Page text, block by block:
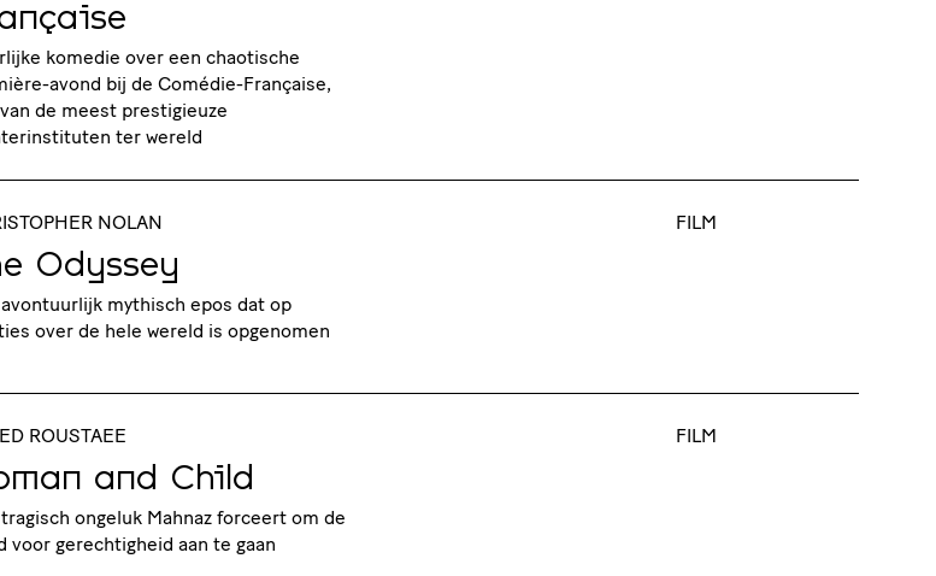
komedie over een chaotische
avond bij de Comédie-Française,
de meest prestigieuze
ter wereld
Odyssey
NOLAN
mythisch epos dat op
over de hele wereld is opgenomen
FILM
and Child
ROUSTAEE
ongeluk Mahnaz forceert om de
voor gerechtigheid aan te gaan
FILM